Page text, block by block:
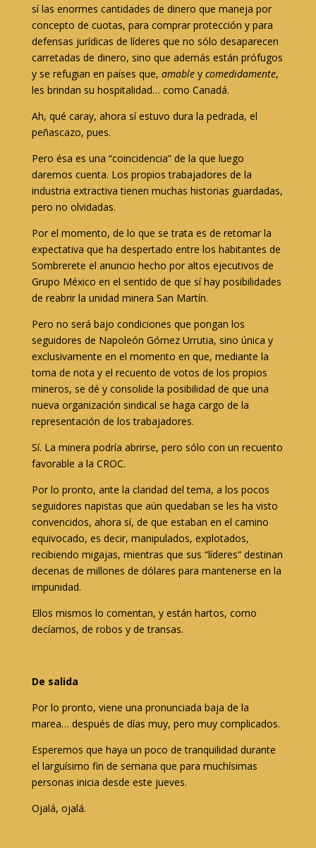
sí las enormes cantidades de dinero que maneja por
concepto de cuotas, para comprar protección y para
defensas jurídicas de líderes que no sólo desaparecen
carretadas de dinero, sino que además están prófugos
y se refugian en países que, amabley comedidamente,
les brindan su hospitalidad… como Canadá.
Ah, qué caray, ahora sí estuvo dura la pedrada, el
peñascazo, pues.
Pero ésa es una “coincidencia” de la que luego
daremos cuenta. Los propios trabajadores de la
industria extractiva tienen muchas historias guardadas,
pero no olvidadas.
Por el momento, de lo que se trata es de retomar la
expectativa que ha despertado entre los habitantes de
Sombrerete el anuncio hecho por altos ejecutivos de
Grupo México en el sentido de que sí hay posibilidades
de reabrir la unidad minera San Martín.
Pero no será bajo condiciones que pongan los
seguidores de Napoleón Gómez Urrutia, sino única y
exclusivamente en el momento en que, mediante la
toma de nota y el recuento de votos de los propios
mineros, se dé y consolide la posibilidad de que una
nueva organización sindical se haga cargo de la
representación de los trabajadores.
Sí. La minera podría abrirse, pero sólo con un recuento
favorable a la CROC.
Por lo pronto, ante la claridad del tema, a los pocos
seguidores napistas que aún quedaban se les ha visto
convencidos, ahora sí, de que estaban en el camino
equivocado, es decir, manipulados, explotados,
recibiendo migajas, mientras que sus “líderes” destinan
decenas de millones de dólares para mantenerse en la
impunidad.
Ellos mismos lo comentan, y están hartos, como
decíamos, de robos y de transas.
De salida
Por lo pronto, viene una pronunciada baja de la
marea… después de días muy, pero muy complicados.
Esperemos que haya un poco de tranquilidad durante
el larguísimo fin de semana que para muchísimas
personas inicia desde este jueves.
Ojalá, ojalá.